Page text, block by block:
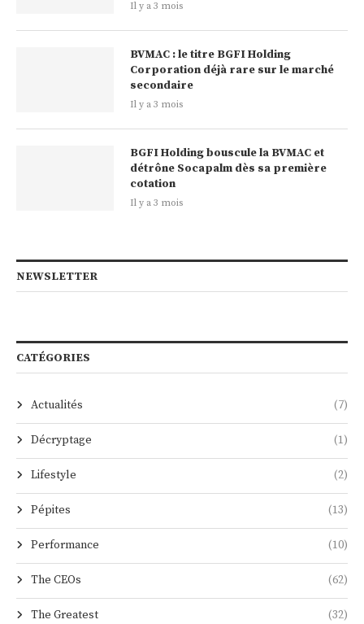
Il y a 3 mois
BVMAC : le titre BGFI Holding
Corporation déjà rare sur le marché
secondaire
Il y a 3 mois
BGFI Holding bouscule la BVMAC et
détrône Socapalm dès sa première
cotation
Il y a 3 mois
NEWSLETTER
CATÉGORIES
Actualités (7)
Décryptage (1)
Lifestyle (2)
Pépites (13)
Performance (10)
The CEOs (62)
The Greatest (32)